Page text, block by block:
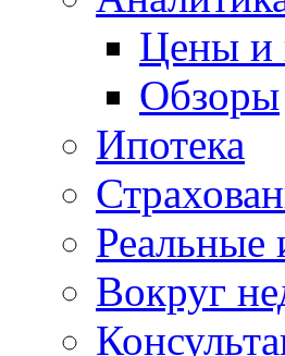
Цены и
Обзоры
Ипотека
Реальные
Вокруг